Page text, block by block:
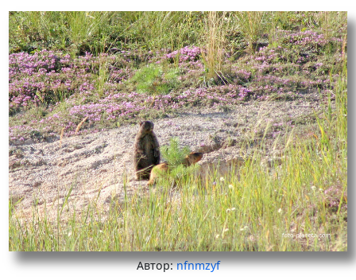
Автор:nfnmzyf